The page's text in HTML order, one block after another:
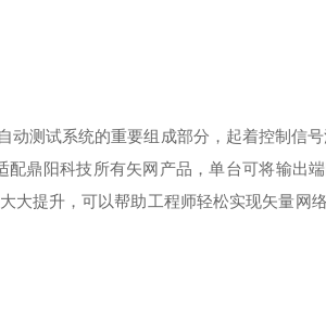
测试系统的重要组成部分，起着控制信
配鼎阳科技所有矢网产品，单台可将输出
大提升，可以帮助工程师轻松实现矢量网